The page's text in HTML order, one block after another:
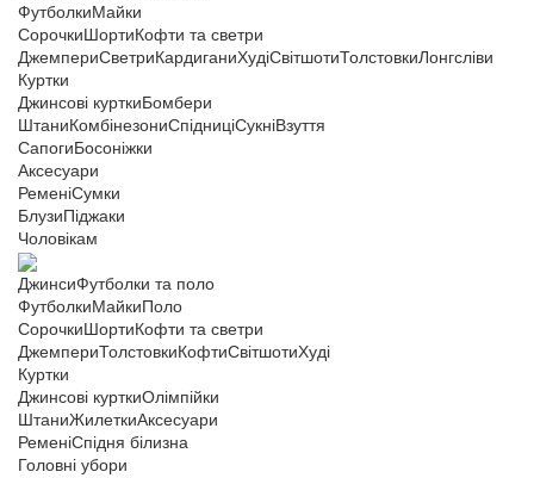
ФутболкиМайки
СорочкиШортиКофти та светри
ДжемпериСветриКардиганиХудіСвітшотиТолстовкиЛонгсліви
Куртки
Джинсові курткиБомбери
ШтаниКомбінезониСпідниціСукніВзуття
СапогиБосоніжки
Аксесуари
РеменіСумки
БлузиПіджаки
Чоловікам
ДжинсиФутболки та поло
ФутболкиМайкиПоло
СорочкиШортиКофти та светри
ДжемпериТолстовкиКофтиСвітшотиХуді
Куртки
Джинсові курткиОлімпійки
ШтаниЖилеткиАксесуари
РеменіСпідня білизна
Головні убори